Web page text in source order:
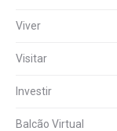
Viver
Visitar
Investir
Balcão Virtual